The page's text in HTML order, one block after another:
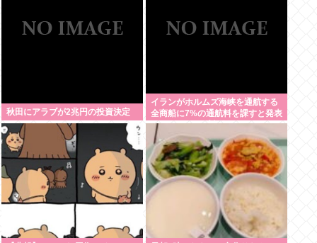
秋田にアラブが2兆円の投資決定
イランがホルムズ海峡を通航する
全商船に7%の通航料を課すと発表
した。トランプ大統領がイランを
攻撃する前は無料だった